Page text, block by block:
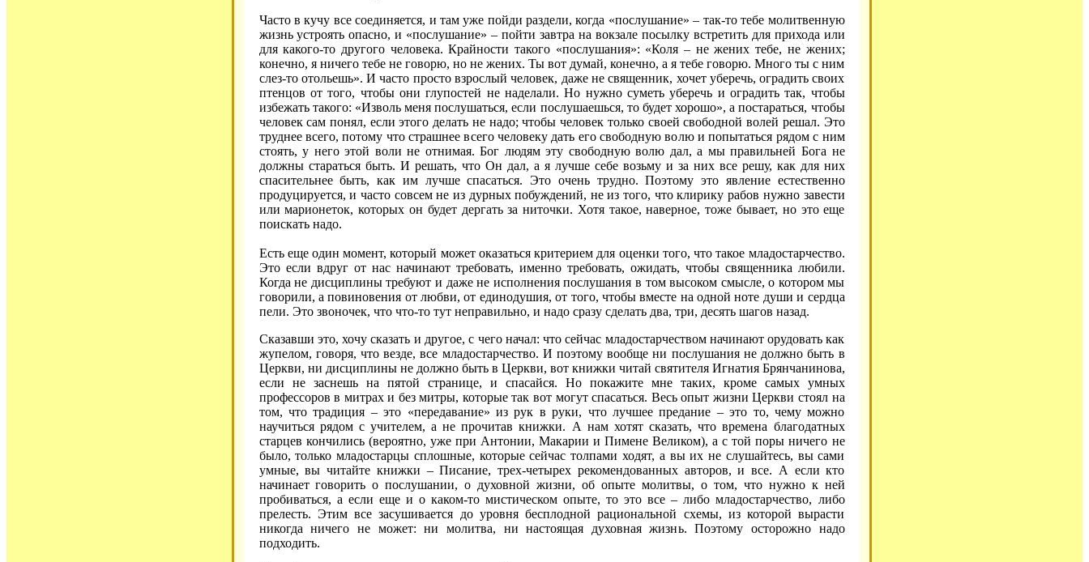
Часто в кучу все соединяется, и там уже пойди раздели, когда «послушание» – так-то тебе молитвенную
жизнь устроять опасно, и «послушание» – пойти завтра на вокзале посылку встретить для прихода или
для какого-то другого человека. Крайности такого «послушания»: «Коля – не жених тебе, не жених;
конечно, я ничего тебе не говорю, но не жених. Ты вот думай, конечно, а я тебе говорю. Много ты с ним
слез-то отольешь». И часто просто взрослый человек, даже не священник, хочет уберечь, оградить своих
птенцов от того, чтобы они глупостей не наделали. Но нужно суметь уберечь и оградить так, чтобы
избежать такого: «Изволь меня послушаться, если послушаешься, то будет хорошо», а постараться, чтобы
человек сам понял, если этого делать не надо; чтобы человек только своей свободной волей решал. Это
труднее всего, потому что страшнее всего человеку дать его свободную волю и попытаться рядом с ним
стоять, у него этой воли не отнимая. Бог людям эту свободную волю дал, а мы правильней Бога не
должны стараться быть. И решать, что Он дал, а я лучше себе возьму и за них все решу, как для них
спасительнее быть, как им лучше спасаться. Это очень трудно. Поэтому это явление естественно
продуцируется, и часто совсем не из дурных побуждений, не из того, что клирику рабов нужно завести
или марионеток, которых он будет дергать за ниточки. Хотя такое, наверное, тоже бывает, но это еще
поискать надо.
Есть еще один момент, который может оказаться критерием для оценки того, что такое младостарчество.
Это если вдруг от нас начинают требовать, именно требовать, ожидать, чтобы священника любили.
Когда не дисциплины требуют и даже не исполнения послушания в том высоком смысле, о котором мы
говорили, а повиновения от любви, от единодушия, от того, чтобы вместе на одной ноте души и сердца
пели. Это звоночек, что что-то тут неправильно, и надо сразу сделать два, три, десять шагов назад.
Сказавши это, хочу сказать и другое, с чего начал: что сейчас младостарчеством начинают орудовать как
жупелом, говоря, что везде, все младостарчество. И поэтому вообще ни послушания не должно быть в
Церкви, ни дисциплины не должно быть в Церкви, вот книжки читай святителя Игнатия Брянчанинова,
если не заснешь на пятой странице, и спасайся. Но покажите мне таких, кроме самых умных
профессоров в митрах и без митры, которые так вот могут спасаться. Весь опыт жизни Церкви стоял на
том, что традиция – это «передавание» из рук в руки, что лучшее предание – это то, чему можно
научиться рядом с учителем, а не прочитав книжки. А нам хотят сказать, что времена благодатных
старцев кончились (вероятно, уже при Антонии, Макарии и Пимене Великом), а с той поры ничего не
было, только младостарцы сплошные, которые сейчас толпами ходят, а вы их не слушайтесь, вы сами
умные, вы читайте книжки – Писание, трех-четырех рекомендованных авторов, и все. А если кто
начинает говорить о послушании, о духовной жизни, об опыте молитвы, о том, что нужно к ней
пробиваться, а если еще и о каком-то мистическом опыте, то это все – либо младостарчество, либо
прелесть. Этим все засушивается до уровня бесплодной рациональной схемы, из которой вырасти
никогда ничего не может: ни молитва, ни настоящая духовная жизнь. Поэтому осторожно надо
подходить.